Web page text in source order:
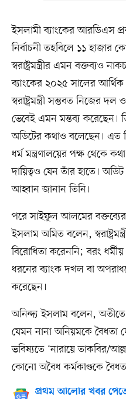
ইসলামী ব্যাংকের আরডিএস
নির্বাচনী তহবিলে ১১ হাজার
স্বরাষ্ট্রমন্ত্রীর এমন বক্তব্যও
ব্যাংকের ২০২৫ সালের আর্থিক
স্বরাষ্ট্রমন্ত্রী সম্ভবত নিজের
ভেবেই এমন মন্তব্য করেছেন।
অডিটের কথাও বলেছেন। এত
ধর্ম মন্ত্রণালয়ের পক্ষ থেকে
দায়িত্বও যেন তাঁর হাতে।
আহ্বান জানান তিনি।
পরে সাইফুল আলমের বক্তব্যের
ইসলাম অমিত বলেন,
বিরোধিতা করেননি; বরং
ধরনের ব্যাংক দখল বা
করেছেন।
অনিন্দ্য ইসলাম বলেন, অতীতে
যেমন নানা অনিয়মকে বৈধতা
ভবিষ্যতে ‘নারায়ে তাকবির/
কোনো অবৈধ কর্মকাণ্ডকে
প্রথম আলোর খবর